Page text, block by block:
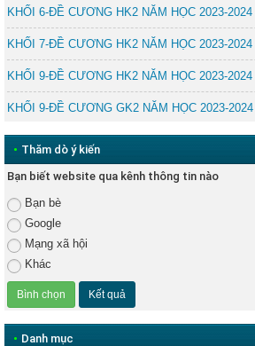
KHỐI 6-ĐỀ CƯƠNG HK2 NĂM HỌC 2023-2024
KHỐI 7-ĐỀ CƯƠNG HK2 NĂM HỌC 2023-2024
KHỐI 9-ĐỀ CƯƠNG HK2 NĂM HỌC 2023-2024
KHỐI 9-ĐỀ CƯƠNG GK2 NĂM HỌC 2023-2024
• Thăm dò ý kiến
Bạn biết website qua kênh thông tin nào
Bạn bè
Google
Mạng xã hội
Khác
• Danh mục